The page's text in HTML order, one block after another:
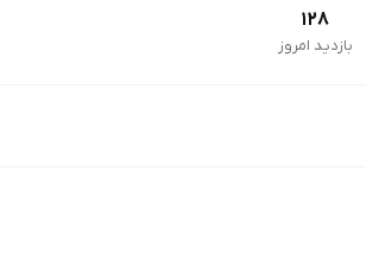
128
بازدید امروز